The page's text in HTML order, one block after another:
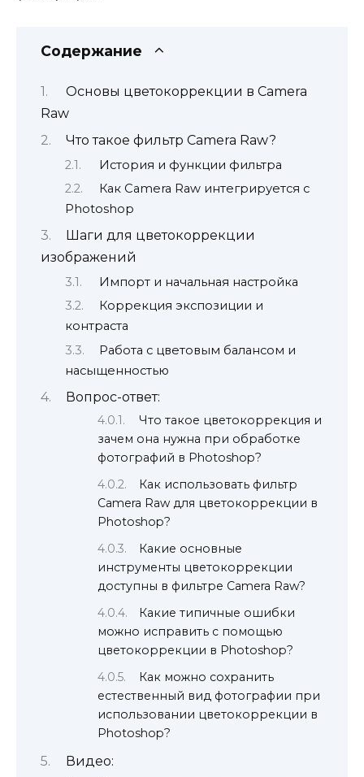
Содержание
Основы цветокоррекции в Camera
Raw
Что такое фильтр Camera Raw?
История и функции фильтра
Как Camera Raw интегрируется с
Photoshop
Шаги для цветокоррекции
изображений
Импорт и начальная настройка
Коррекция экспозиции и
контраста
Работа с цветовым балансом и
насыщенностью
Вопрос-ответ:
Что такое цветокоррекция и
зачем она нужна при обработке
фотографий в Photoshop?
Как использовать фильтр
Camera Raw для цветокоррекции в
Photoshop?
Какие основные
инструменты цветокоррекции
доступны в фильтре Camera Raw?
Какие типичные ошибки
можно исправить с помощью
цветокоррекции в Photoshop?
Как можно сохранить
естественный вид фотографии при
использовании цветокоррекции в
Photoshop?
Видео: